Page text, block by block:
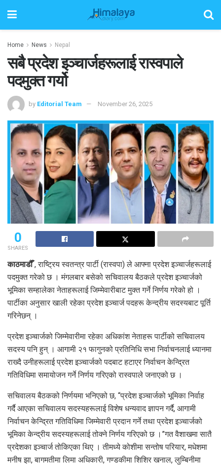
Home News Nepal
सबै प्रदेश इञ्चार्जहरूलाई रास्वपाले
पदमुक्त गर्यो
by Editorial Team November 26, 2025
0
SHARES
काठमाडौँ, राष्ट्रिय स्वतन्त्र पार्टी (रास्वपा) ले आफ्ना प्रदेश इञ्चार्जहरूलाई
पदमुक्त गरेको छ । मंगलबार बसेको सचिवालय बैठकले प्रदेश इञ्चार्जको
भूमिका सम्हालेका नेताहरूलाई जिम्मेवारीबाट मुक्त गर्ने निर्णय गरेको हो ।
पार्टीका अनुसार खाली रहेका प्रदेश इञ्चार्ज पदहरू केन्द्रीय सदस्यबाट पूर्ति
गरिनेछन् ।
प्रदेश इञ्चार्जको जिम्मेवारीमा रहेका अधिकांश नेताहरू पार्टीको सचिवालय
सदस्य पनि हुन् । आगामी २१ फागुनको प्रतिनिधि सभा निर्वाचनलाई ध्यानमा
राख्दै उनीहरूलाई प्रदेश इञ्चार्जको पदबाट हटाएर निर्वाचन केन्द्रित
गतिविधिमा समायोजन गर्ने निर्णय गरिएको रास्वपाले जनाएको छ ।
सचिवालय बैठकको निर्णयमा भनिएको छ, “प्रदेश इञ्चार्जको भूमिका निर्वाह
गर्दै आएका सचिवालय सदस्यहरूलाई विशेष धन्यवाद ज्ञापन गर्दै, आगामी
निर्वाचन केन्द्रित गतिविधिमा जिम्मेवारी प्रदान गर्ने तथा प्रदेश इञ्चार्जको
भूमिका केन्द्रीय सदस्यहरूलाई तोक्ने निर्णय गरिएको छ ।”गत वैशाखमा सातै
प्रदेशका इञ्चार्ज तोकिएका थिए । तीमध्ये कोशीमा सन्तोष परियार, मधेशमा
मनीष झा, बागमतीमा लिमा अधिकारी, गण्डकीमा शिशिर खनाल, लुम्बिनीमा